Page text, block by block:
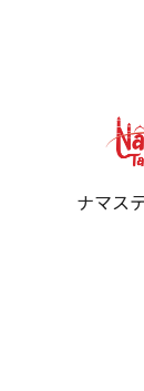
ナマス